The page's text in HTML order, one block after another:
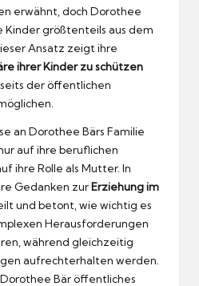
erwähnt, doch Dorothee
Kinder größtenteils aus dem
Ansatz zeigt ihre
ihrer Kinder zu schützen
der öffentlichen
an Dorothee Bärs Familie
auf ihre beruflichen
ihre Rolle als Mutter. In
Gedanken zurErziehung im
und betont, wie wichtig es
Herausforderungen
während gleichzeitig
aufrechterhalten werden.
Bär öffentliches